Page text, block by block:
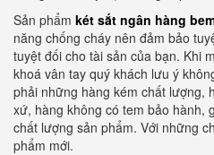
Sản phẩm két sắt ngân hàng
năng chống cháy nên đảm bảo
tuyệt đối cho tài sản của bạn. Khi
khoá vân tay quý khách lưu ý
phải những hàng kém chất lượng,
xứ, hàng không có tem bảo hành,
chất lượng sản phẩm. Với những
phẩm mới.